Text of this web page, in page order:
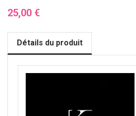
Prix
25,00 €
Détails du produit